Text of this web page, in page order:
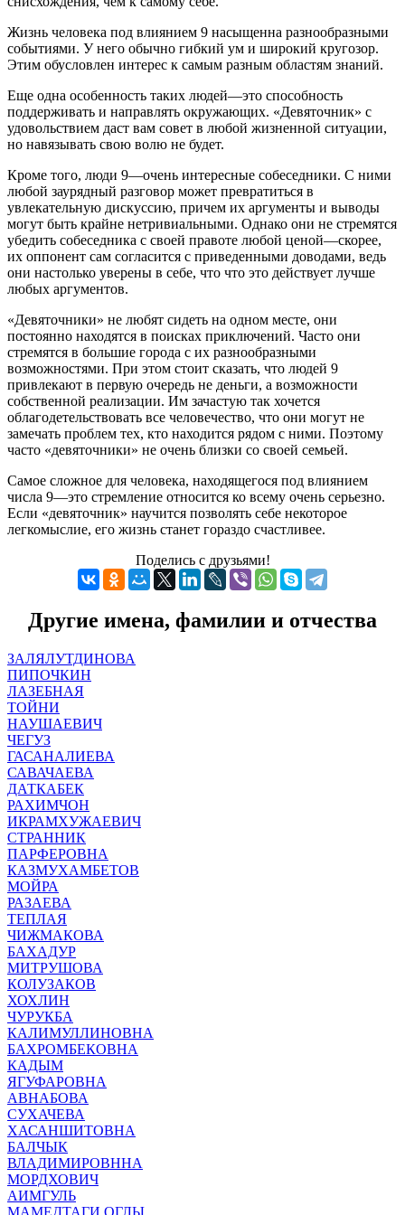
Жизнь человека под влиянием 9 насыщенна разнообразными
событиями. У него обычно гибкий ум и широкий кругозор.
Этим обусловлен интерес к самым разным областям знаний.
Еще одна особенность таких людей—это способность
поддерживать и направлять окружающих. «Девяточник» с
удовольствием даст вам совет в любой жизненной ситуации,
но навязывать свою волю не будет.
Кроме того, люди 9—очень интересные собеседники. С ними
любой заурядный разговор может превратиться в
увлекательную дискуссию, причем их аргументы и выводы
могут быть крайне нетривиальными. Однако они не стремятся
убедить собеседника с своей правоте любой ценой—скорее,
их оппонент сам согласится с приведенными доводами, ведь
они настолько уверены в себе, что что это действует лучше
любых аргументов.
«Девяточники» не любят сидеть на одном месте, они
постоянно находятся в поисках приключений. Часто они
стремятся в большие города с их разнообразными
возможностями. При этом стоит сказать, что людей 9
привлекают в первую очередь не деньги, а возможности
собственной реализации. Им зачастую так хочется
облагодетельствовать все человечество, что они могут не
замечать проблем тех, кто находится рядом с ними. Поэтому
часто «девяточники» не очень близки со своей семьей.
Самое сложное для человека, находящегося под влиянием
числа 9—это стремление относится ко всему очень серьезно.
Если «девяточник» научится позволять себе некоторое
легкомыслие, его жизнь станет гораздо счастливее.
Поделись с друзьями!
Другие имена, фамилии и отчества
ЗАЛЯЛУТДИНОВА
ПИПОЧКИН
ЛАЗЕБНАЯ
ТОЙНИ
НАУШАЕВИЧ
ЧЕГУЗ
ГАСАНАЛИЕВА
САВАЧАЕВА
ДАТКАБЕК
РАХИМЧОН
ИКРАМХУЖАЕВИЧ
СТРАННИК
ПАРФЕРОВНА
КАЗМУХАМБЕТОВ
МОЙРА
РАЗАЕВА
ТЕПЛАЯ
ЧИЖМАКОВА
БАХАДУР
МИТРУШОВА
КОЛУЗАКОВ
ХОХЛИН
ЧУРУКБА
КАЛИМУЛЛИНОВНА
БАХРОМБЕКОВНА
КАДЫМ
ЯГУФАРОВНА
АВНАБОВА
СУХАЧЕВА
ХАСАНШИТОВНА
БАЛЧЫК
ВЛАДИМИРОВННА
МОРДХОВИЧ
АИМГУЛЬ
МАМЕДТАГИ ОГЛЫ